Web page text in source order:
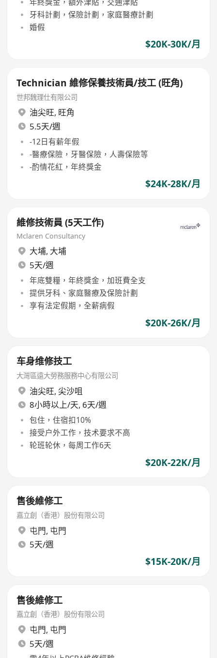
牙科計劃，保險計劃，家庭醫療計劃
婚假
$20K-30K/月
Technician 維修保養技術員/技工 (旺角)
世邦魏理仕有限公司
油尖旺, 旺角
5.5天/週
-12日有薪年假
-醫療保險，牙醫保險，人壽保險等
-酌情花紅，年終獎金
$24K-28K/月
維修技術員 (5天工作)
Mclaren Consultancy
大埔, 大埔
5天/週
年底雙糧，年終獎金，加班費全支
提供牙科、家庭醫療及保險計劃
享有法定假期，全薪病假
$20K-26K/月
车身维修技工
大灣區遠大勞務服務中心有限公司
油尖旺, 尖沙咀
8小時以上/天, 6天/週
包住，住宿扣10%
接受户外工作，技术要求不高
轮班轮休，每周工作6天
$20K-22K/月
售後維修工
嘉立創（香港）股份有限公司
屯門, 屯門
5天/週
$15K-20K/月
售後維修工
嘉立創（香港）股份有限公司
屯門, 屯門
5天/週